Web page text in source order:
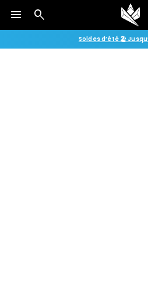
menu search
Soldes d’été 🏖️